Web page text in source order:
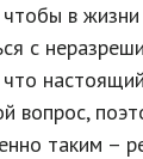
в
с
вопрос,
таким –